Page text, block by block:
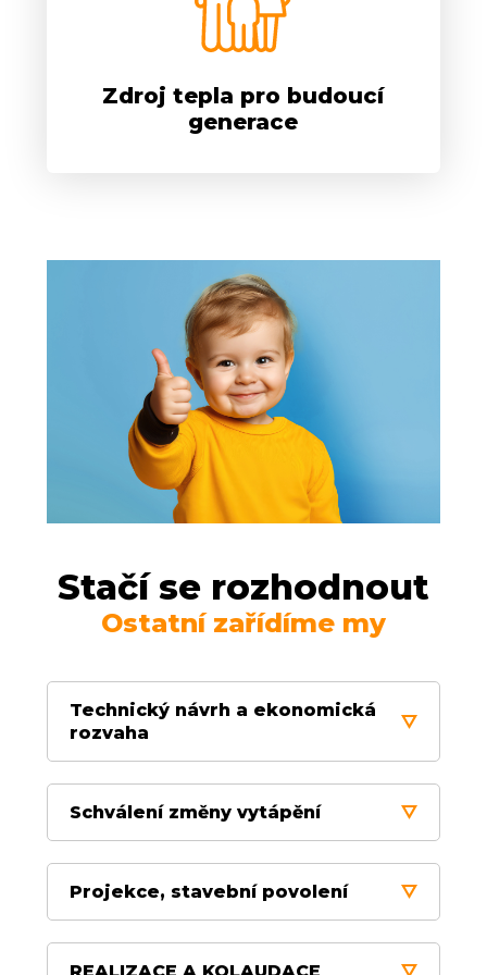
Zdroj tepla pro budoucí
generace
Stačí se rozhodnout
Ostatní zařídíme my
Technický návrh a ekonomická
rozvaha
Zjistíme potřebné informace o vašem
domě a spotřebách
Zpracujeme cenovou kalkulaci,
vyčíslení úspor a návratnosti
Schválení změny vytápění
Vezmeme Vás na prohlídku našich
realizací
Projekce, stavební povolení
Zajistíme stanoviska dotčených